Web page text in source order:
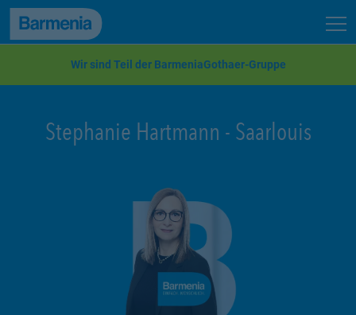
zum Seiteninhalt
Back to top
Wir sind Teil der BarmeniaGothaer-Gruppe
Stephanie Hartmann - Saarlouis